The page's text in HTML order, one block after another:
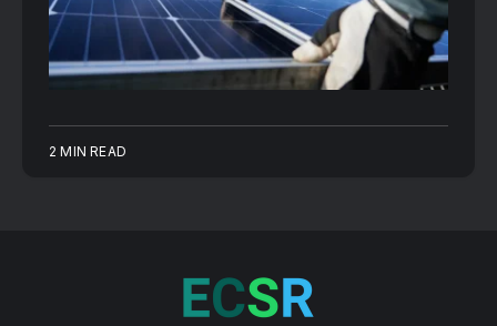
2 MIN READ